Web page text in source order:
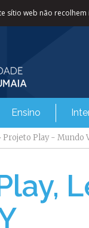
sítio web não
Ensino
Projeto Play - Mundo